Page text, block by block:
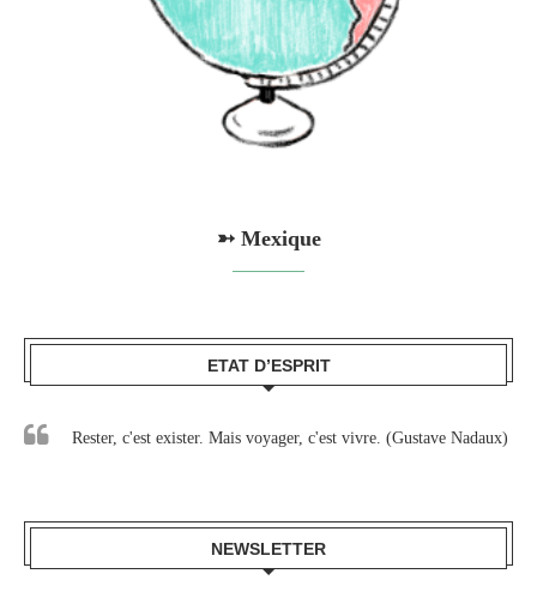
➳ Mexique
ETAT D’ESPRIT
Rester, c'est exister. Mais voyager, c'est vivre. (Gustave Nadaux)
NEWSLETTER